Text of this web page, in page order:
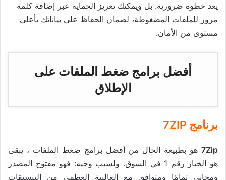
يعد خطوة ضرورية. بل ويمكنك تعزيز الحماية عبر إضافة كلمة
مرور للملفات المضغوطة، لضمان الحفاظ على بياناتك بأعلى
مستوى من الأمان.
أفضل برامج ضغط الملفات على
الإطلاق
برنامج 7ZIP
7Zip هو بطبيعة الحال من أفضل برامج ضغط الملفات ، يبقى
هو الخيار رقم 1 في السوق. ولسبب وجيه: فهو مفتوح المصدر
ومجاني تمامًا ومتوافق مع الغالبية العظمى من التنسيقات